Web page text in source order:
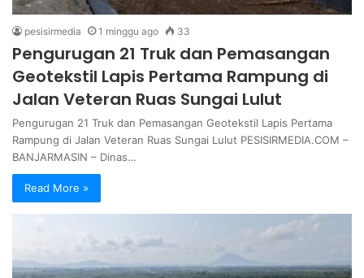
pesisirmedia 1 minggu ago 33
Pengurugan 21 Truk dan Pemasangan
Geotekstil Lapis Pertama Rampung di
Jalan Veteran Ruas Sungai Lulut
Pengurugan 21 Truk dan Pemasangan Geotekstil Lapis Pertama
Rampung di Jalan Veteran Ruas Sungai Lulut PESISIRMEDIA.COM –
BANJARMASIN – Dinas…
Read More »